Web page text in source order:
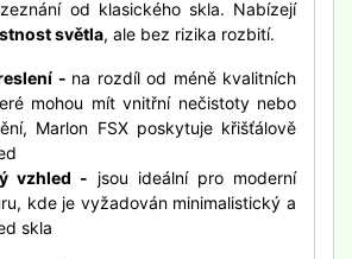
od klasického skla. Nabízejí
světla, ale bez rizika rozbití.
- na rozdíl od méně kvalitních
mohou mít vnitřní nečistoty nebo
Marlon FSX poskytuje křišťálově
vzhled - jsou ideální pro moderní
kde je vyžadován minimalistický a
skla